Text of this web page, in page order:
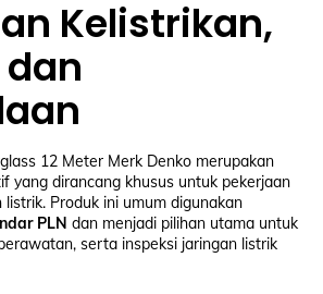
Kelistrikan,
dan
12 Meter Merk Denko merupakan
yang dirancang khusus untuk pekerjaan
Produk ini umum digunakan
PLN dan menjadi pilihan utama untuk
serta inspeksi jaringan listrik